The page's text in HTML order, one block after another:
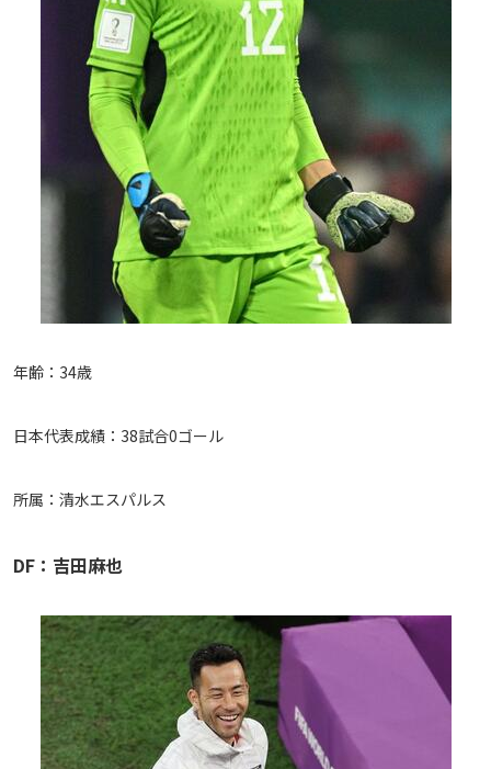
年齢：34歳
日本代表成績：38試合0ゴール
所属：清水エスパルス
DF：吉田麻也